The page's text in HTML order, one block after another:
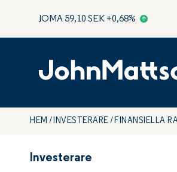
JOMA59,10 SEK+0,68%
HEM INVESTERARE FINANSIELLA
Investerare